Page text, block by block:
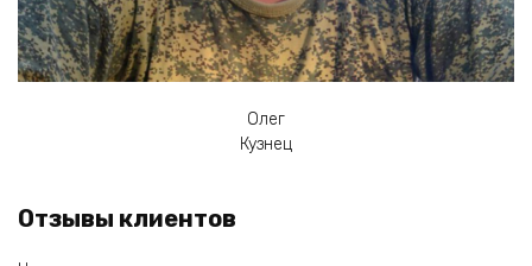
Олег
Кузнец
Отзывы клиентов